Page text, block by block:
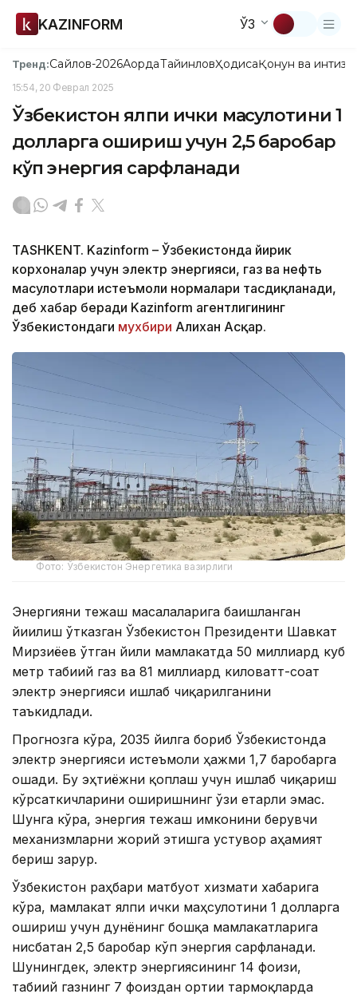
KAZINFORM ЎЗ
Тренд:Сайлов-2026АқордаТайинловҲодисаҚонун ва
15:54, 20 Феврал 2025
Ўзбекистон ялпи ички маҳсулотини 1
долларга ошириш учун 2,5 баробар
кўп энергия сарфланади
TASHKENT. Kazinform – Ўзбекистонда йирик
корхоналар учун электр энергияси, газ ва нефть
маҳсулотлари истеъмоли нормалари тасдиқланади,
деб хабар беради Kazinform агентлигининг
Ўзбекистондаги мухбири Алихан Асқар.
Фото: Ўзбекистон Энергетика вазирлиги
Энергияни тежаш масалаларига бағишланган
йиғилиш ўтказган Ўзбекистон Президенти Шавкат
Мирзиёев ўтган йили мамлакатда 50 миллиард куб
метр табиий газ ва 81 миллиард киловатт-соат
электр энергияси ишлаб чиқарилганини
таъкидлади.
Прогнозга кўра, 2035 йилга бориб Ўзбекистонда
электр энергияси истеъмоли ҳажми 1,7 баробарга
ошади. Бу эҳтиёжни қоплаш учун ишлаб чиқариш
кўрсаткичларини оширишнинг ўзи етарли эмас.
Шунга кўра, энергия тежаш имконини берувчи
механизмларни жорий этишга устувор аҳамият
бериш зарур.
Ўзбекистон раҳбари матбуот хизмати хабарига
кўра, мамлакат ялпи ички маҳсулотини 1 долларга
ошириш учун дунёнинг бошқа мамлакатларига
нисбатан 2,5 баробар кўп энергия сарфланади.
Шунингдек, электр энергиясининг 14 фоизи,
табиий газнинг 7 фоиздан ортиғи тармоқларда